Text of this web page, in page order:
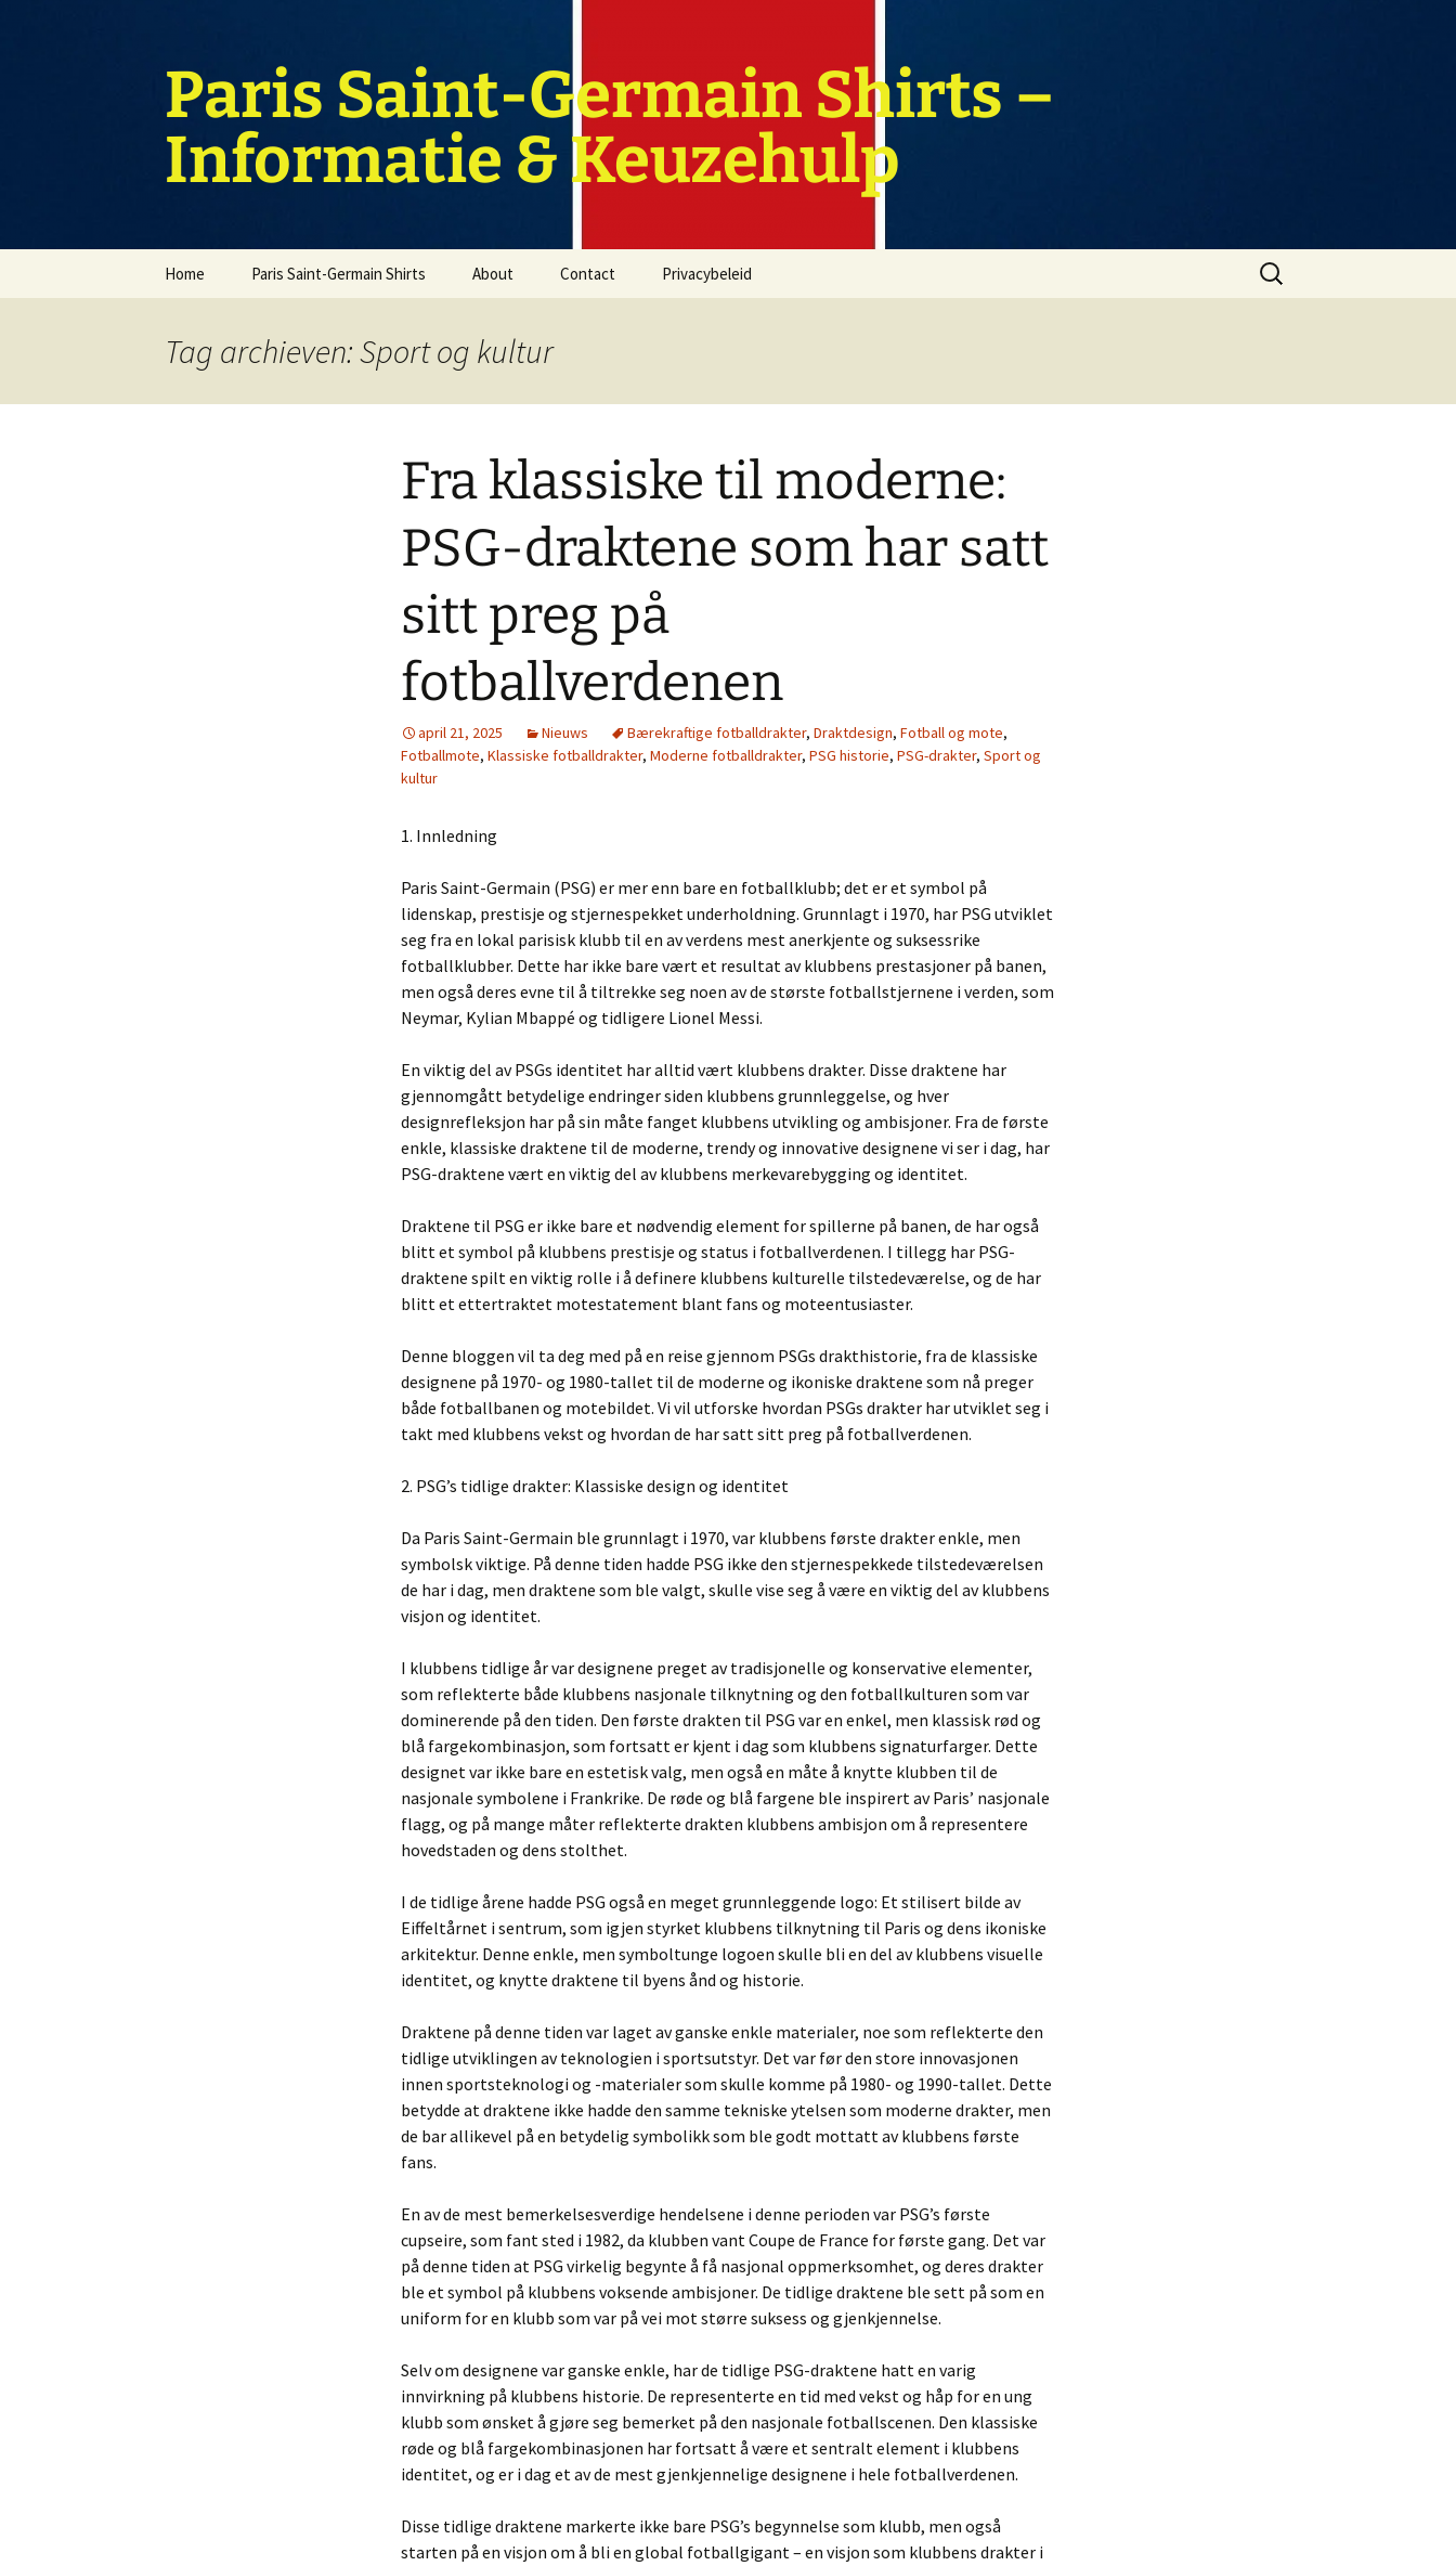
Paris Saint-Germain Shirts –
Informatie & Keuzehulp
Home Paris Saint-Germain Shirts About Contact Privacybeleid
Zoeken
naar:
Tag archieven: Sport og kultur
Fra klassiske til moderne:
PSG-draktene som har satt
sitt preg på
fotballverdenen
april 21, 2025 Nieuws Bærekraftige fotballdrakter, Draktdesign, Fotball og mote,
Fotballmote, Klassiske fotballdrakter, Moderne fotballdrakter, PSG historie, PSG-drakter, Sport og
kultur
1. Innledning
Paris Saint-Germain (PSG) er mer enn bare en fotballklubb; det er et symbol på
lidenskap, prestisje og stjernespekket underholdning. Grunnlagt i 1970, har PSG utviklet
seg fra en lokal parisisk klubb til en av verdens mest anerkjente og suksessrike
fotballklubber. Dette har ikke bare vært et resultat av klubbens prestasjoner på banen,
men også deres evne til å tiltrekke seg noen av de største fotballstjernene i verden, som
Neymar, Kylian Mbappé og tidligere Lionel Messi.
En viktig del av PSGs identitet har alltid vært klubbens drakter. Disse draktene har
gjennomgått betydelige endringer siden klubbens grunnleggelse, og hver
designrefleksjon har på sin måte fanget klubbens utvikling og ambisjoner. Fra de første
enkle, klassiske draktene til de moderne, trendy og innovative designene vi ser i dag, har
PSG-draktene vært en viktig del av klubbens merkevarebygging og identitet.
Draktene til PSG er ikke bare et nødvendig element for spillerne på banen, de har også
blitt et symbol på klubbens prestisje og status i fotballverdenen. I tillegg har PSG-
draktene spilt en viktig rolle i å definere klubbens kulturelle tilstedeværelse, og de har
blitt et ettertraktet motestatement blant fans og moteentusiaster.
Denne bloggen vil ta deg med på en reise gjennom PSGs drakthistorie, fra de klassiske
designene på 1970- og 1980-tallet til de moderne og ikoniske draktene som nå preger
både fotballbanen og motebildet. Vi vil utforske hvordan PSGs drakter har utviklet seg i
takt med klubbens vekst og hvordan de har satt sitt preg på fotballverdenen.
2. PSG’s tidlige drakter: Klassiske design og identitet
Da Paris Saint-Germain ble grunnlagt i 1970, var klubbens første drakter enkle, men
symbolsk viktige. På denne tiden hadde PSG ikke den stjernespekkede tilstedeværelsen
de har i dag, men draktene som ble valgt, skulle vise seg å være en viktig del av klubbens
visjon og identitet.
I klubbens tidlige år var designene preget av tradisjonelle og konservative elementer,
som reflekterte både klubbens nasjonale tilknytning og den fotballkulturen som var
dominerende på den tiden. Den første drakten til PSG var en enkel, men klassisk rød og
blå fargekombinasjon, som fortsatt er kjent i dag som klubbens signaturfarger. Dette
designet var ikke bare en estetisk valg, men også en måte å knytte klubben til de
nasjonale symbolene i Frankrike. De røde og blå fargene ble inspirert av Paris’ nasjonale
flagg, og på mange måter reflekterte drakten klubbens ambisjon om å representere
hovedstaden og dens stolthet.
I de tidlige årene hadde PSG også en meget grunnleggende logo: Et stilisert bilde av
Eiffeltårnet i sentrum, som igjen styrket klubbens tilknytning til Paris og dens ikoniske
arkitektur. Denne enkle, men symboltunge logoen skulle bli en del av klubbens visuelle
identitet, og knytte draktene til byens ånd og historie.
Draktene på denne tiden var laget av ganske enkle materialer, noe som reflekterte den
tidlige utviklingen av teknologien i sportsutstyr. Det var før den store innovasjonen
innen sportsteknologi og -materialer som skulle komme på 1980- og 1990-tallet. Dette
betydde at draktene ikke hadde den samme tekniske ytelsen som moderne drakter, men
de bar allikevel på en betydelig symbolikk som ble godt mottatt av klubbens første
fans.
En av de mest bemerkelsesverdige hendelsene i denne perioden var PSG’s første
cupseire, som fant sted i 1982, da klubben vant Coupe de France for første gang. Det var
på denne tiden at PSG virkelig begynte å få nasjonal oppmerksomhet, og deres drakter
ble et symbol på klubbens voksende ambisjoner. De tidlige draktene ble sett på som en
uniform for en klubb som var på vei mot større suksess og gjenkjennelse.
Selv om designene var ganske enkle, har de tidlige PSG-draktene hatt en varig
innvirkning på klubbens historie. De representerte en tid med vekst og håp for en ung
klubb som ønsket å gjøre seg bemerket på den nasjonale fotballscenen. Den klassiske
røde og blå fargekombinasjonen har fortsatt å være et sentralt element i klubbens
identitet, og er i dag et av de mest gjenkjennelige designene i hele fotballverdenen.
Disse tidlige draktene markerte ikke bare PSG’s begynnelse som klubb, men også
starten på en visjon om å bli en global fotballgigant – en visjon som klubbens drakter i